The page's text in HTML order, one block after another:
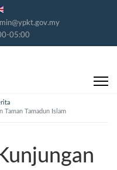
05:00
Taman Tamadun Islam